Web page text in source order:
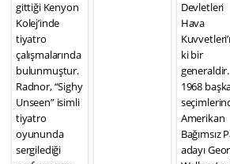
gittiği Kenyon
Kolej’inde
tiyatro
çalışmalarında
bulunmuştur.
Radnor, “Sighy
Unseen” isimli
tiyatro
oyununda
sergilediği
Devletleri
Hava
ki bir
generaldir.
1968
Amerikan
Bağımsız
adayı